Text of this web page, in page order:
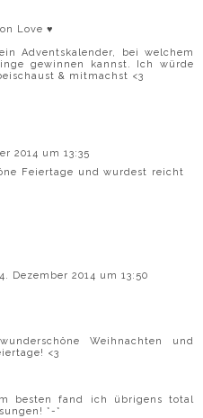
Love ♥
Adventskalender, bei welchem
gewinnen kannst. Ich würde
& mitmachst <3
2014 um 13:35
Feiertage und wurdest reicht
Dezember 2014 um 13:50
Weihnachten und
<3
besten fand ich übrigens total
*-*